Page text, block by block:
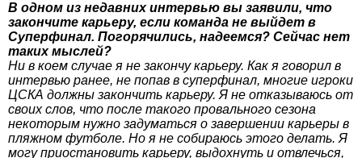
В одном из недавних интервью вы заявили, что
закончите карьеру, если команда не выйдет в
Суперфинал. Погорячились, надеемся? Сейчас нет
таких мыслей?
Ни в коем случае я не закончу карьеру. Как я говорил в
интервью ранее, не попав в суперфинал, многие игроки
ЦСКА должны закончить карьеру. Я не отказываюсь от
своих слов, что после такого провального сезона
некоторым нужно задуматься о завершении карьеры в
пляжном футболе. Но я не собираюсь этого делать. Я
могу приостановить карьеру, выдохнуть и отвлечься,